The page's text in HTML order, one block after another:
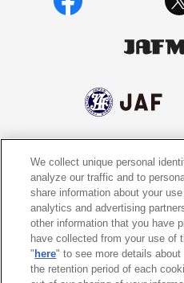
個人情報保護方針
サイトポリシー
特定商取引法に基づく表示
Do Not Sell or Share My Personal
Information
We collect unique personal
analyze our traffic and to
share information about your
analytics and advertising
other information that you have
have collected from your use of
" here" to see more details
the retention period of each